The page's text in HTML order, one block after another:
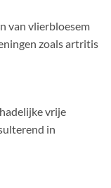
van vlierbloesem
zoals artritis
vrije
in